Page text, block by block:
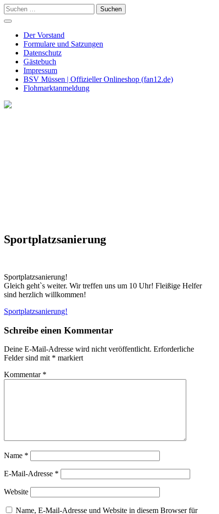
Skip
to
content
Suchen
nach:
Der Vorstand
Formulare und Satzungen
Datenschutz
Gästebuch
Impressum
BSV Müssen | Offizieller Onlineshop (fan12.de)
Flohmarktanmeldung
Sportplatzsanierung
Sportplatzsanierung!
Gleich geht`s weiter. Wir treffen uns um 10 Uhr! Fleißige Helfer
sind herzlich willkommen!
Beitragsnavigation
Sportplatzsanierung!
Schreibe einen Kommentar
Deine E-Mail-Adresse wird nicht veröffentlicht. Erforderliche
Felder sind mit * markiert
Kommentar *
Name *
E-Mail-Adresse *
Website
Name, E-Mail-Adresse und Website in diesem Browser für